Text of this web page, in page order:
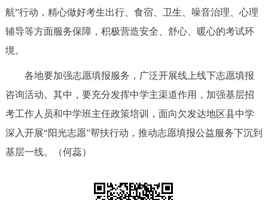
航”行动，精心做好考生出行、食宿、卫生、噪音治理、心理
辅导等方面服务保障，积极营造安全、舒心、暖心的考试环
境。
各地要加强志愿填报服务，广泛开展线上线下志愿填报
咨询活动。其中，要充分发挥中学主渠道作用，加强基层招
考工作人员和中学班主任政策培训，面向欠发达地区县中学
深入开展“阳光志愿”帮扶行动，推动志愿填报公益服务下沉到
基层一线。（何蕊）